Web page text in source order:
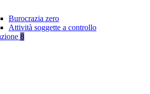
Burocrazia zero
Attività soggette a controllo
8